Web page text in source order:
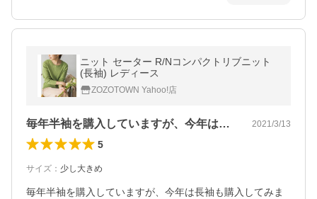
ニット セーター R/Nコンパクトリブニット
(長袖) レディース
ZOZOTOWN Yahoo!店
毎年半袖を購入していますが、今年は長袖… 2021/3/13
5
サイズ ： 少し大きめ
毎年半袖を購入していますが、今年は長袖も購入してみま